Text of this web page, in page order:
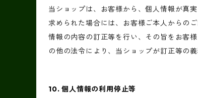
当ショップは、お客様から、個人情報が真
求められた場合には、お客様ご本人からの
情報の内容の訂正等を行い、その旨をお客
の他の法令により、当ショップが訂正等の
10. 個人情報の利用停止等